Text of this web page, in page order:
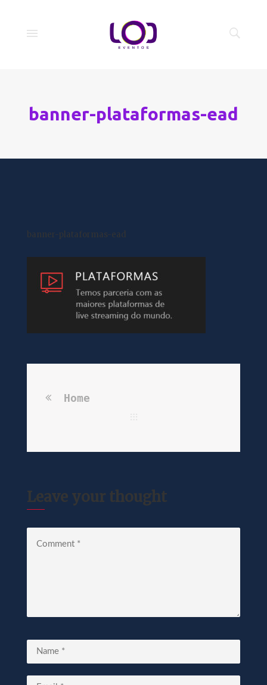
banner-plataformas-ead
banner-plataformas-ead
Home
Leave your thought